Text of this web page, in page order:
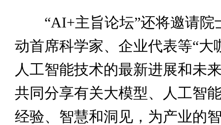
“AI+主旨论坛”还将邀请院
动首席科学家、企业代表等“大
人工智能技术的最新进展和未
共同分享有关大模型、人工智
经验、智慧和洞见，为产业的